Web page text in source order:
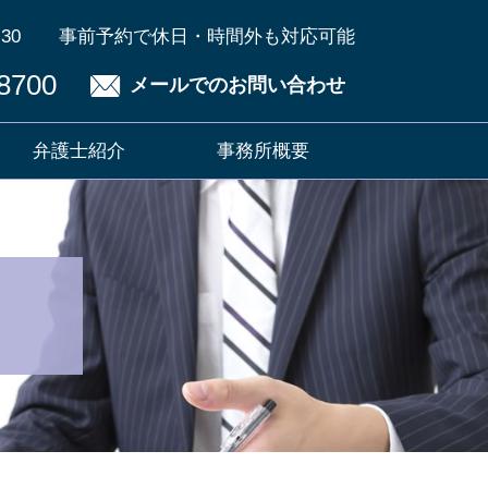
事前予約で休日・時間外も対応可能
メールでのお問い合わせ
弁護士紹介 事務所概要